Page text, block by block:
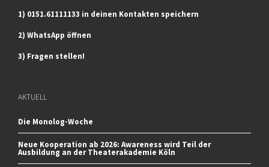
1) 0151.61111133 in deinen Kontakten speichern
2) WhatsApp öffnen
3) Fragen stellen!
AKTUELL
Die Monolog-Woche
Neue Kooperation ab 2026: Awareness wird Teil der
Ausbildung an der Theaterakademie Köln